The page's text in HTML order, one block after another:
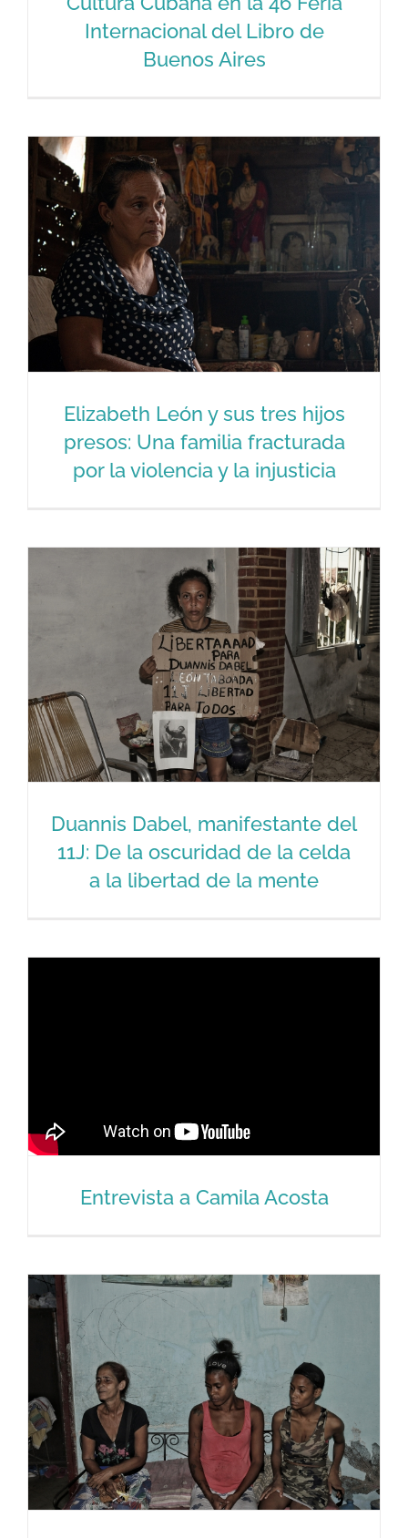
Internacional del Libro de
Buenos Aires
Elizabeth León y sus tres hijos presos:
y la injusticia
Elizabeth León y sus tres hijos
presos: Una familia fracturada
por la violencia y la injusticia
Duannis Dabel, manifestante del 11J:
libertad de la mente
Duannis Dabel, manifestante del
11J: De la oscuridad de la celda
a la libertad de la mente
Entrevista a Camila Acosta